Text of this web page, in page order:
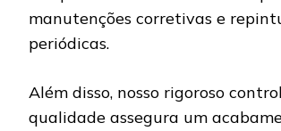
manutenções corretivas e
periódicas.
Além disso, nosso rigoroso
qualidade assegura um